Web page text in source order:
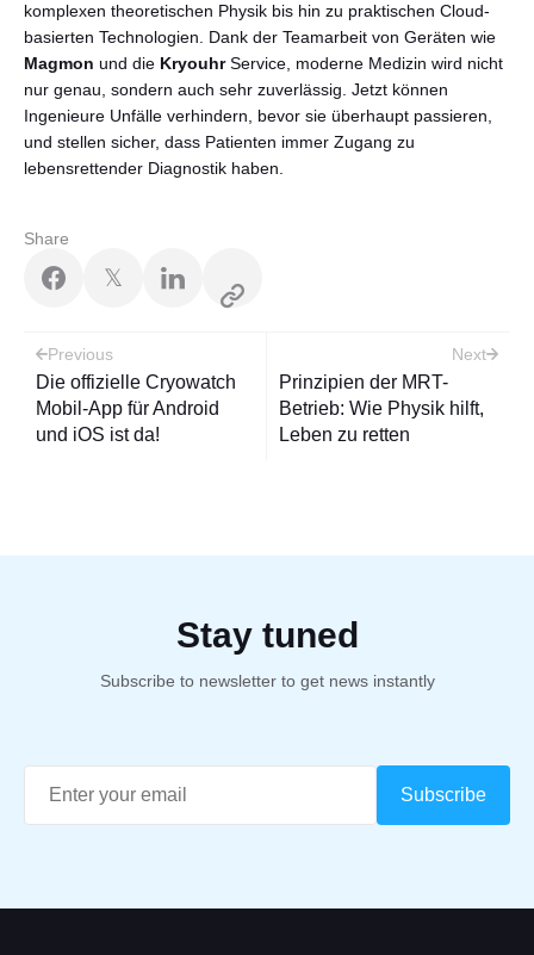
komplexen theoretischen Physik bis hin zu praktischen Cloud-
basierten Technologien. Dank der Teamarbeit von Geräten wie
Magmon und die KryouhrService, moderne Medizin wird nicht
nur genau, sondern auch sehr zuverlässig. Jetzt können
Ingenieure Unfälle verhindern, bevor sie überhaupt passieren,
und stellen sicher, dass Patienten immer Zugang zu
lebensrettender Diagnostik haben.
Share
𝕏
Post
navigation
Previous
Die offizielle Cryowatch
Mobil-App für Android
und iOS ist da!
Next
Prinzipien der MRT-
Betrieb: Wie Physik hilft,
Leben zu retten
Stay tuned
Subscribe to newsletter to get news instantly